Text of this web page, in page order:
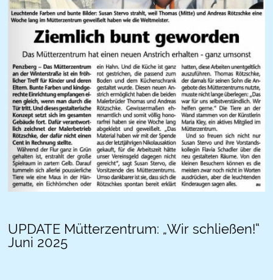
UPDATE Mütterzentrum: „Wir schließen!“
Juni 2025